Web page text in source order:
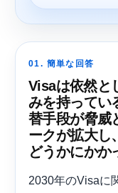
01. 簡単な回答
Visaは依然と
みを持ってい
替手段が脅威
ークが拡大し
どうかにかか
2030年のVisaに